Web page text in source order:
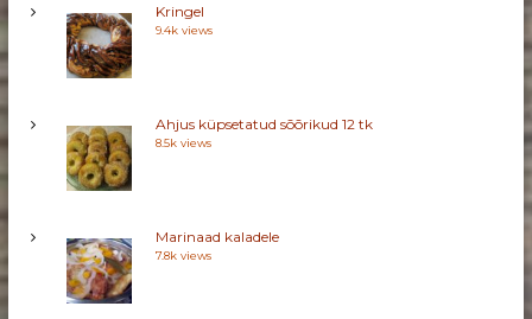
D
Kringel
9.4k views
Ahjus küpsetatud sõõrikud 12 tk
8.5k views
Marinaad kaladele
7.8k views